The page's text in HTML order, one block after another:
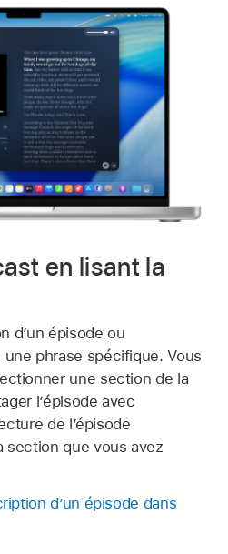
en lisant la
d’un épisode ou
phrase spécifique. Vous
une section de la
l’épisode avec
de l’épisode
section que vous avez
d’un épisode dans